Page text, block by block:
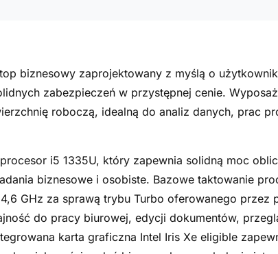
biznesowy zaprojektowany z myślą o
zabezpieczeń w przystępnej cenie.
roboczą, idealną do analiz danych, prac
i5 1335U, który zapewnia solidną moc
biznesowe i osobiste. Bazowe taktowanie
GHz za sprawą trybu Turbo oferowanego przez
do pracy biurowej, edycji dokumentów,
karta graficzna Intel Iris Xe eligible